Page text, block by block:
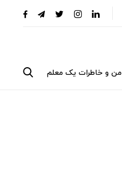
من و خاطرات یک معلم